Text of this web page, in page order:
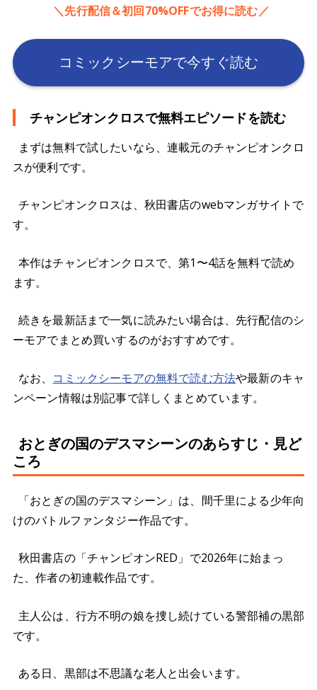
＼先行配信＆初回70%OFFでお得に読む／
コミックシーモアで今すぐ読む
チャンピオンクロスで無料エピソードを読む
まずは無料で試したいなら、連載元のチャンピオンクロ
スが便利です。
チャンピオンクロスは、秋田書店のwebマンガサイトで
す。
本作はチャンピオンクロスで、第1〜4話を無料で読め
ます。
続きを最新話まで一気に読みたい場合は、先行配信のシ
ーモアでまとめ買いするのがおすすめです。
なお、 コミックシーモアの無料で読む方法や最新のキャ
ンペーン情報は別記事で詳しくまとめています。
おとぎの国のデスマシーンのあらすじ・見ど
ころ
「おとぎの国のデスマシーン」は、間千里による少年向
けのバトルファンタジー作品です。
秋田書店の「チャンピオンRED」で2026年に始まっ
た、作者の初連載作品です。
主人公は、行方不明の娘を捜し続けている警部補の黒部
です。
ある日、黒部は不思議な老人と出会います。